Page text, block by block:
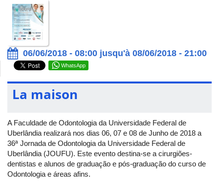
06/06/2018 - 08:00 jusqu'à 08/06/2018 - 21:00
WhatsApp
La maison
A Faculdade de Odontologia da Universidade Federal de
Uberlândia realizará nos dias 06, 07 e 08 de Junho de 2018 a
36ª Jornada de Odontologia da Universidade Federal de
Uberlândia (JOUFU). Este evento destina-se a cirurgiões-
dentistas e alunos de graduação e pós-graduação do curso de
Odontologia e áreas afins.